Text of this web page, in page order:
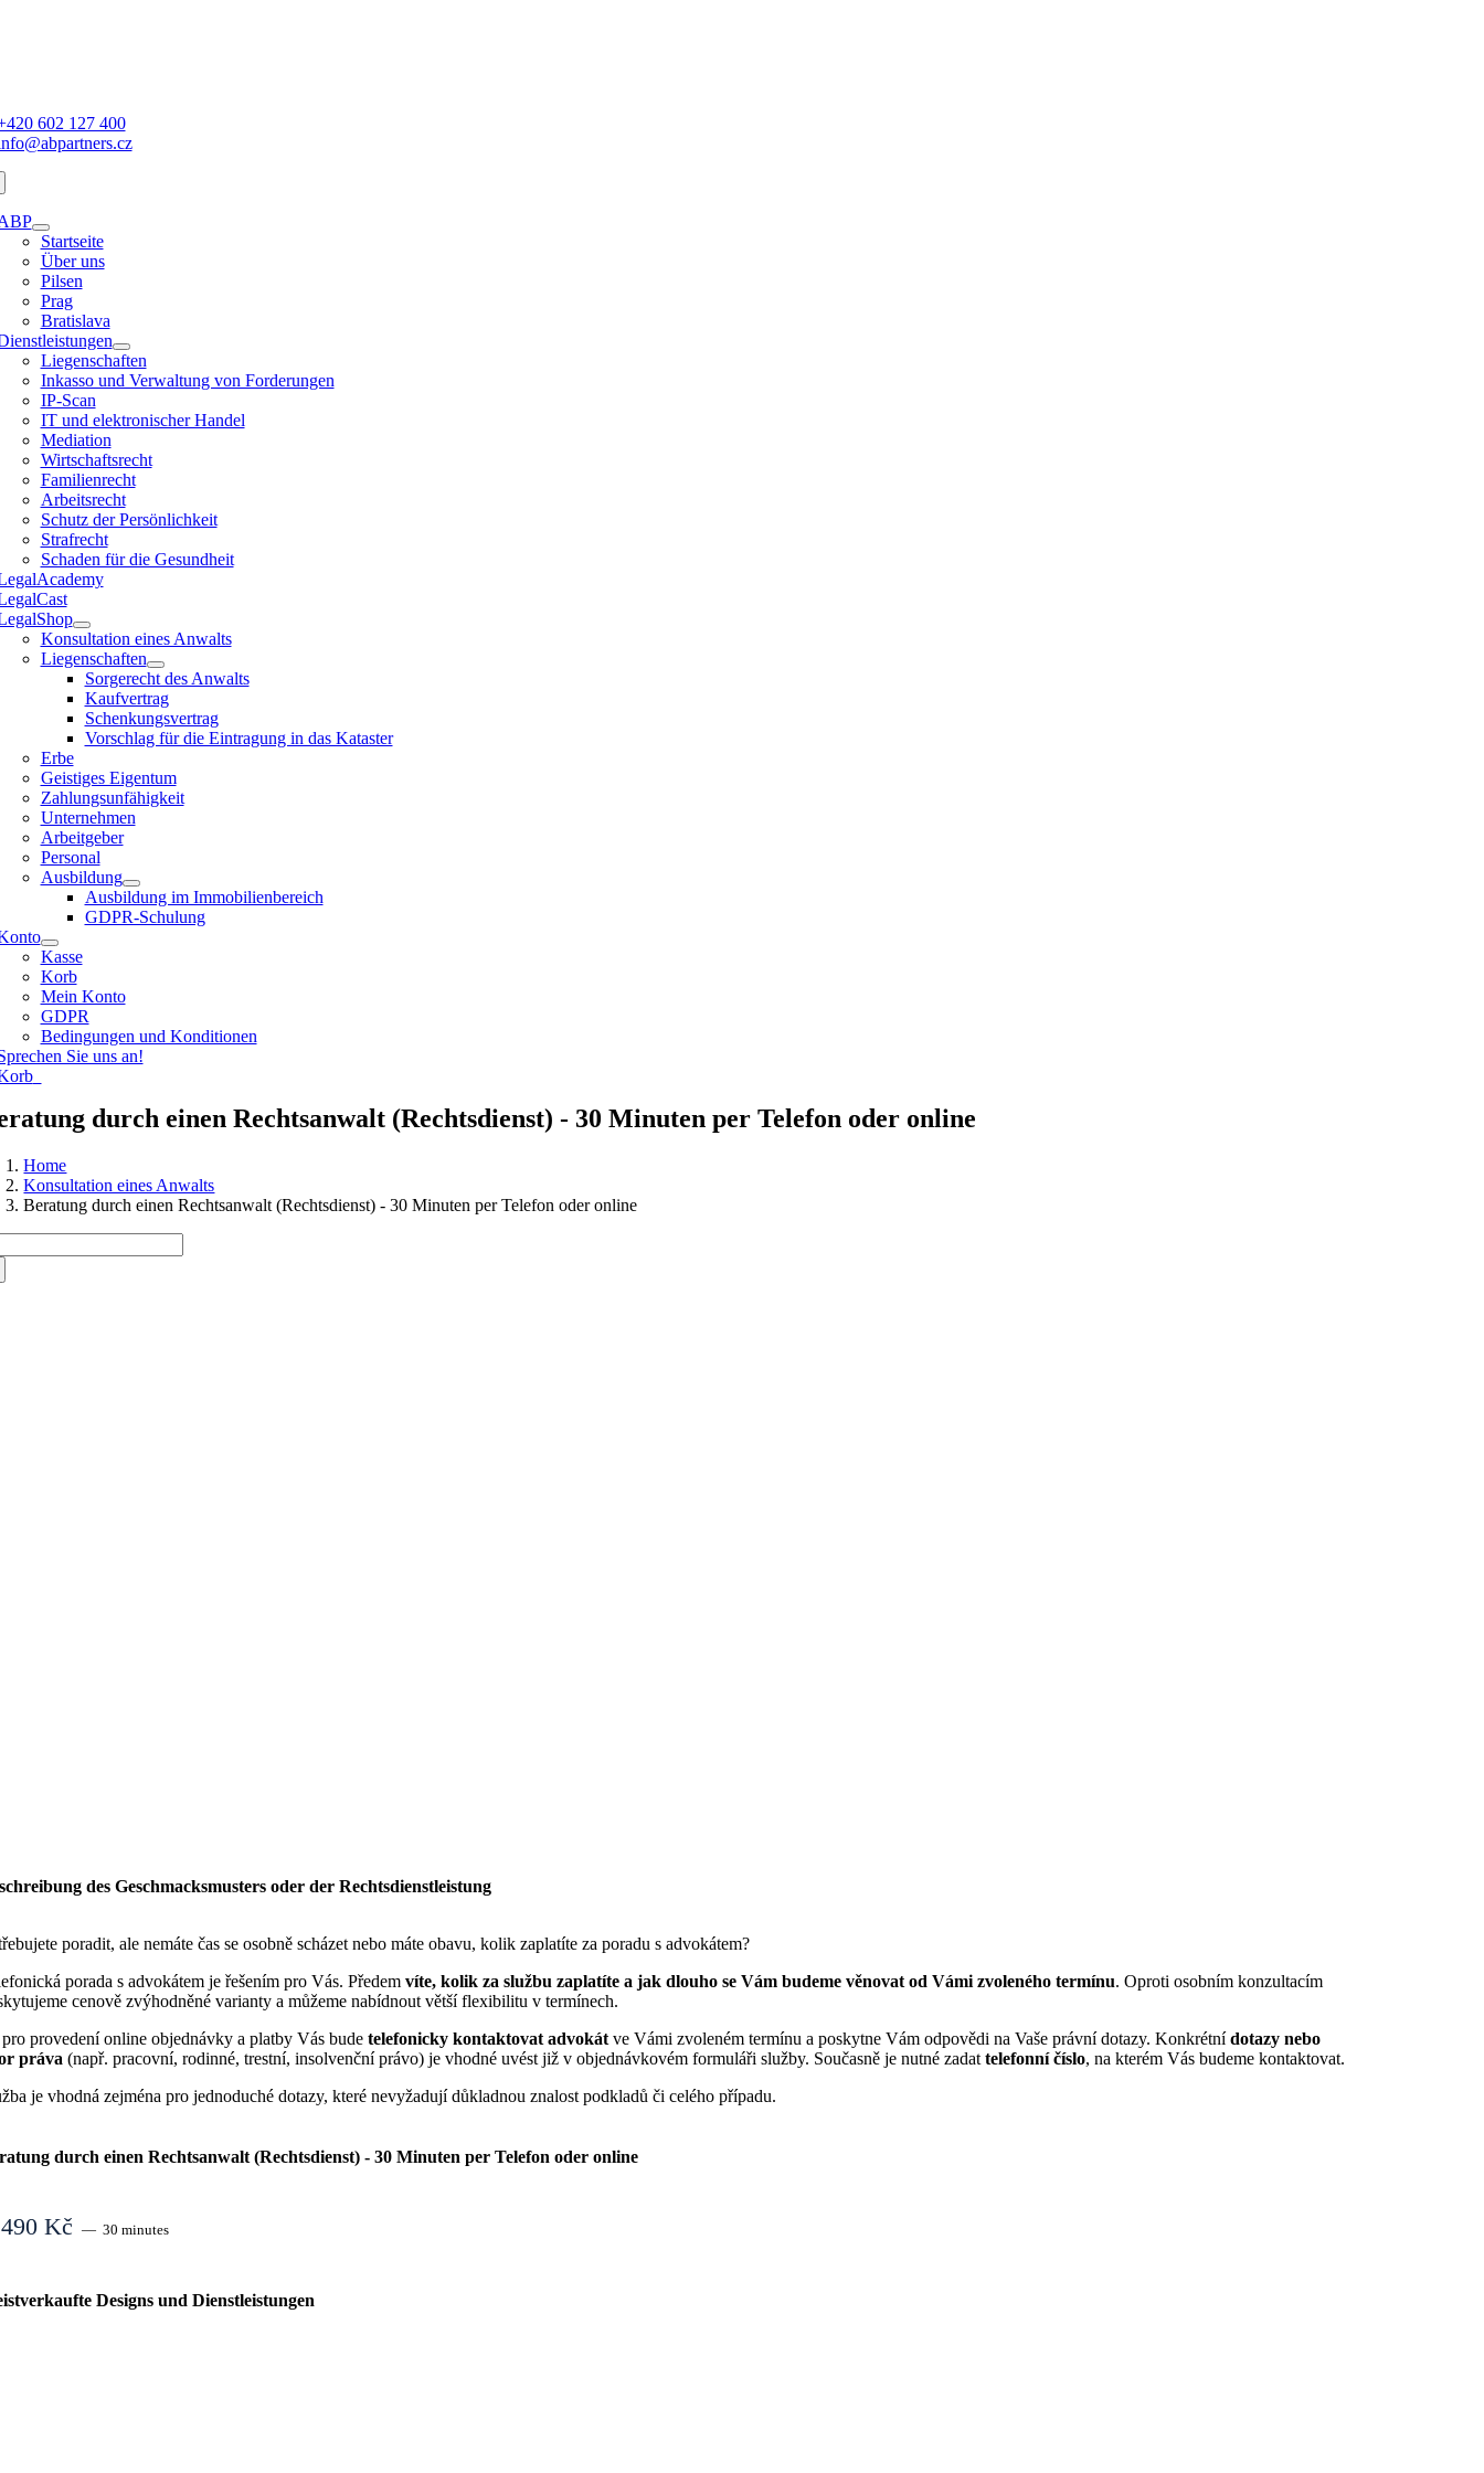
602 127 400
Startseite
Über uns
Pilsen
Prag
Bratislava
Liegenschaften
Inkasso und Verwaltung von Forderungen
IP-Scan
IT und elektronischer Handel
Mediation
Wirtschaftsrecht
Familienrecht
Arbeitsrecht
Schutz der Persönlichkeit
Strafrecht
Schaden für die Gesundheit
Konsultation eines Anwalts
Liegenschaften
Sorgerecht des Anwalts
Kaufvertrag
Schenkungsvertrag
Vorschlag für die Eintragung in das Kataster
Erbe
Geistiges Eigentum
Zahlungsunfähigkeit
Unternehmen
Arbeitgeber
Personal
Ausbildung
Ausbildung im Immobilienbereich
GDPR-Schulung
Kasse
Korb
Mein Konto
GDPR
Bedingungen und Konditionen
Sie uns an!
0
durch einen Rechtsanwalt (Rechtsdienst) - 30 Minuten per Telefon oder online
Home
Konsultation eines Anwalts
Beratung durch einen Rechtsanwalt (Rechtsdienst) - 30 Minuten per Telefon oder online
des Geschmacksmusters oder der Rechtsdienstleistung
poradit, ale nemáte čas se osobně scházet nebo máte obavu, kolik zaplatíte za poradu s advokátem?
porada s advokátem je řešením pro Vás. Předemvíte, kolik za službu zaplatíte a jak dlouho se Vám budeme věnovat od Vámi zvoleného termínu. Oproti osobním konzultacím
cenově zvýhodněné varianty a můžeme nabídnout větší flexibilitu v termínech.
pro provedení online objednávky a platby Vás budetelefonicky kontaktovat advokát ve Vámi zvoleném termínu a poskytne Vám odpovědi na Vaše právní dotazy. Konkrétnídotazy nebo
práva (např. pracovní, rodinné, trestní, insolvenční právo) je vhodné uvést již v objednávkovém formuláři služby. Současně je nutné zadattelefonní číslo, na kterém Vás budeme kontaktovat.
je vhodná zejména pro jednoduché dotazy, které nevyžadují důkladnou znalost podkladů či celého případu.
durch einen Rechtsanwalt (Rechtsdienst) - 30 Minuten per Telefon oder online
Kč 30 minutes
Designs und Dienstleistungen